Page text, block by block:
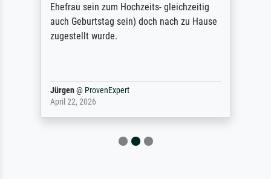
Ehefrau sein zum Hochzeits- gleichzeitig
auch Geburtstag sein) doch nach zu Hause
zugestellt wurde.
Jürgen@ ProvenExpert
April 22, 2026